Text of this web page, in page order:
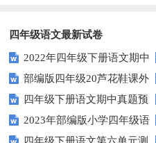
四年级语文最新试卷
2022年四年级下册语文期中
素养评价卷（含答案）
部编版四年级20芦花鞋课外
阅读练习题及答案
四年级下册语文期中真题预
测卷（6)（人教部编版，含答
2023年部编版小学四年级语
四年级下册语文第六单元测